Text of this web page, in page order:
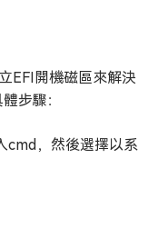
EFI開機磁區來解決
步驟：
cmd，然後選擇以系